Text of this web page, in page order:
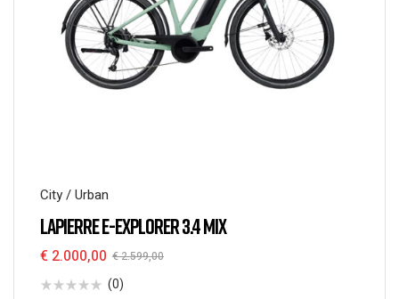
City / Urban
LAPIERRE E-EXPLORER 3.4 MIX
€2.599,00
€ 2.000,00
(0)